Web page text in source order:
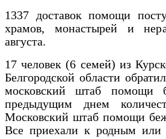
1337 доставок помощи
храмов, монастырей и
августа.
17 человек (6 семей) из
Белгородской области
московский штаб помощи
предыдущим днем
Московский штаб помощи
Все приехали к родным или